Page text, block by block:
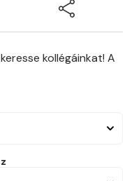
kollégáinkat! A